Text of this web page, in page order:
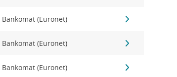
Bankomat (Euronet)
Bankomat (Euronet)
Bankomat (Euronet)